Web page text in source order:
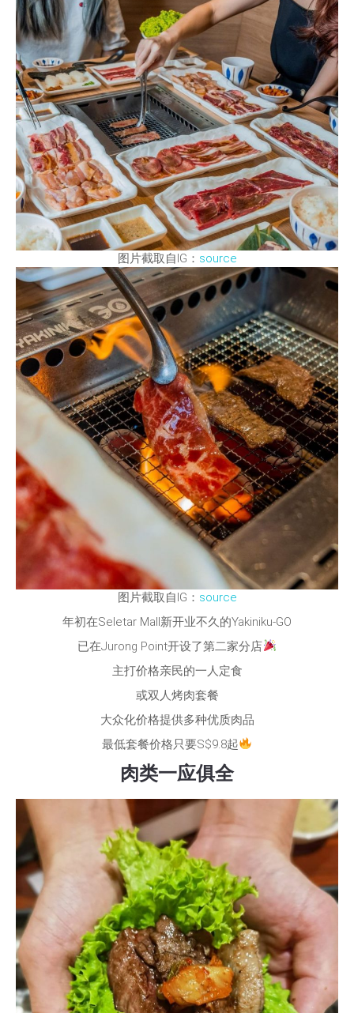
图片截取自IG： source
图片截取自IG： source
年初在Seletar Mall新开业不久的Yakiniku-GO
已在Jurong Point开设了第二家分店
主打价格亲民的一人定食
或双人烤肉套餐
大众化价格提供多种优质肉品
最低套餐价格只要S$9.8起
肉类一应俱全